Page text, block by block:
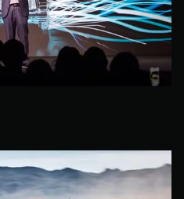
WEY 80 Лаундж
Масштаб возможностей
от 8 099 000 ₽